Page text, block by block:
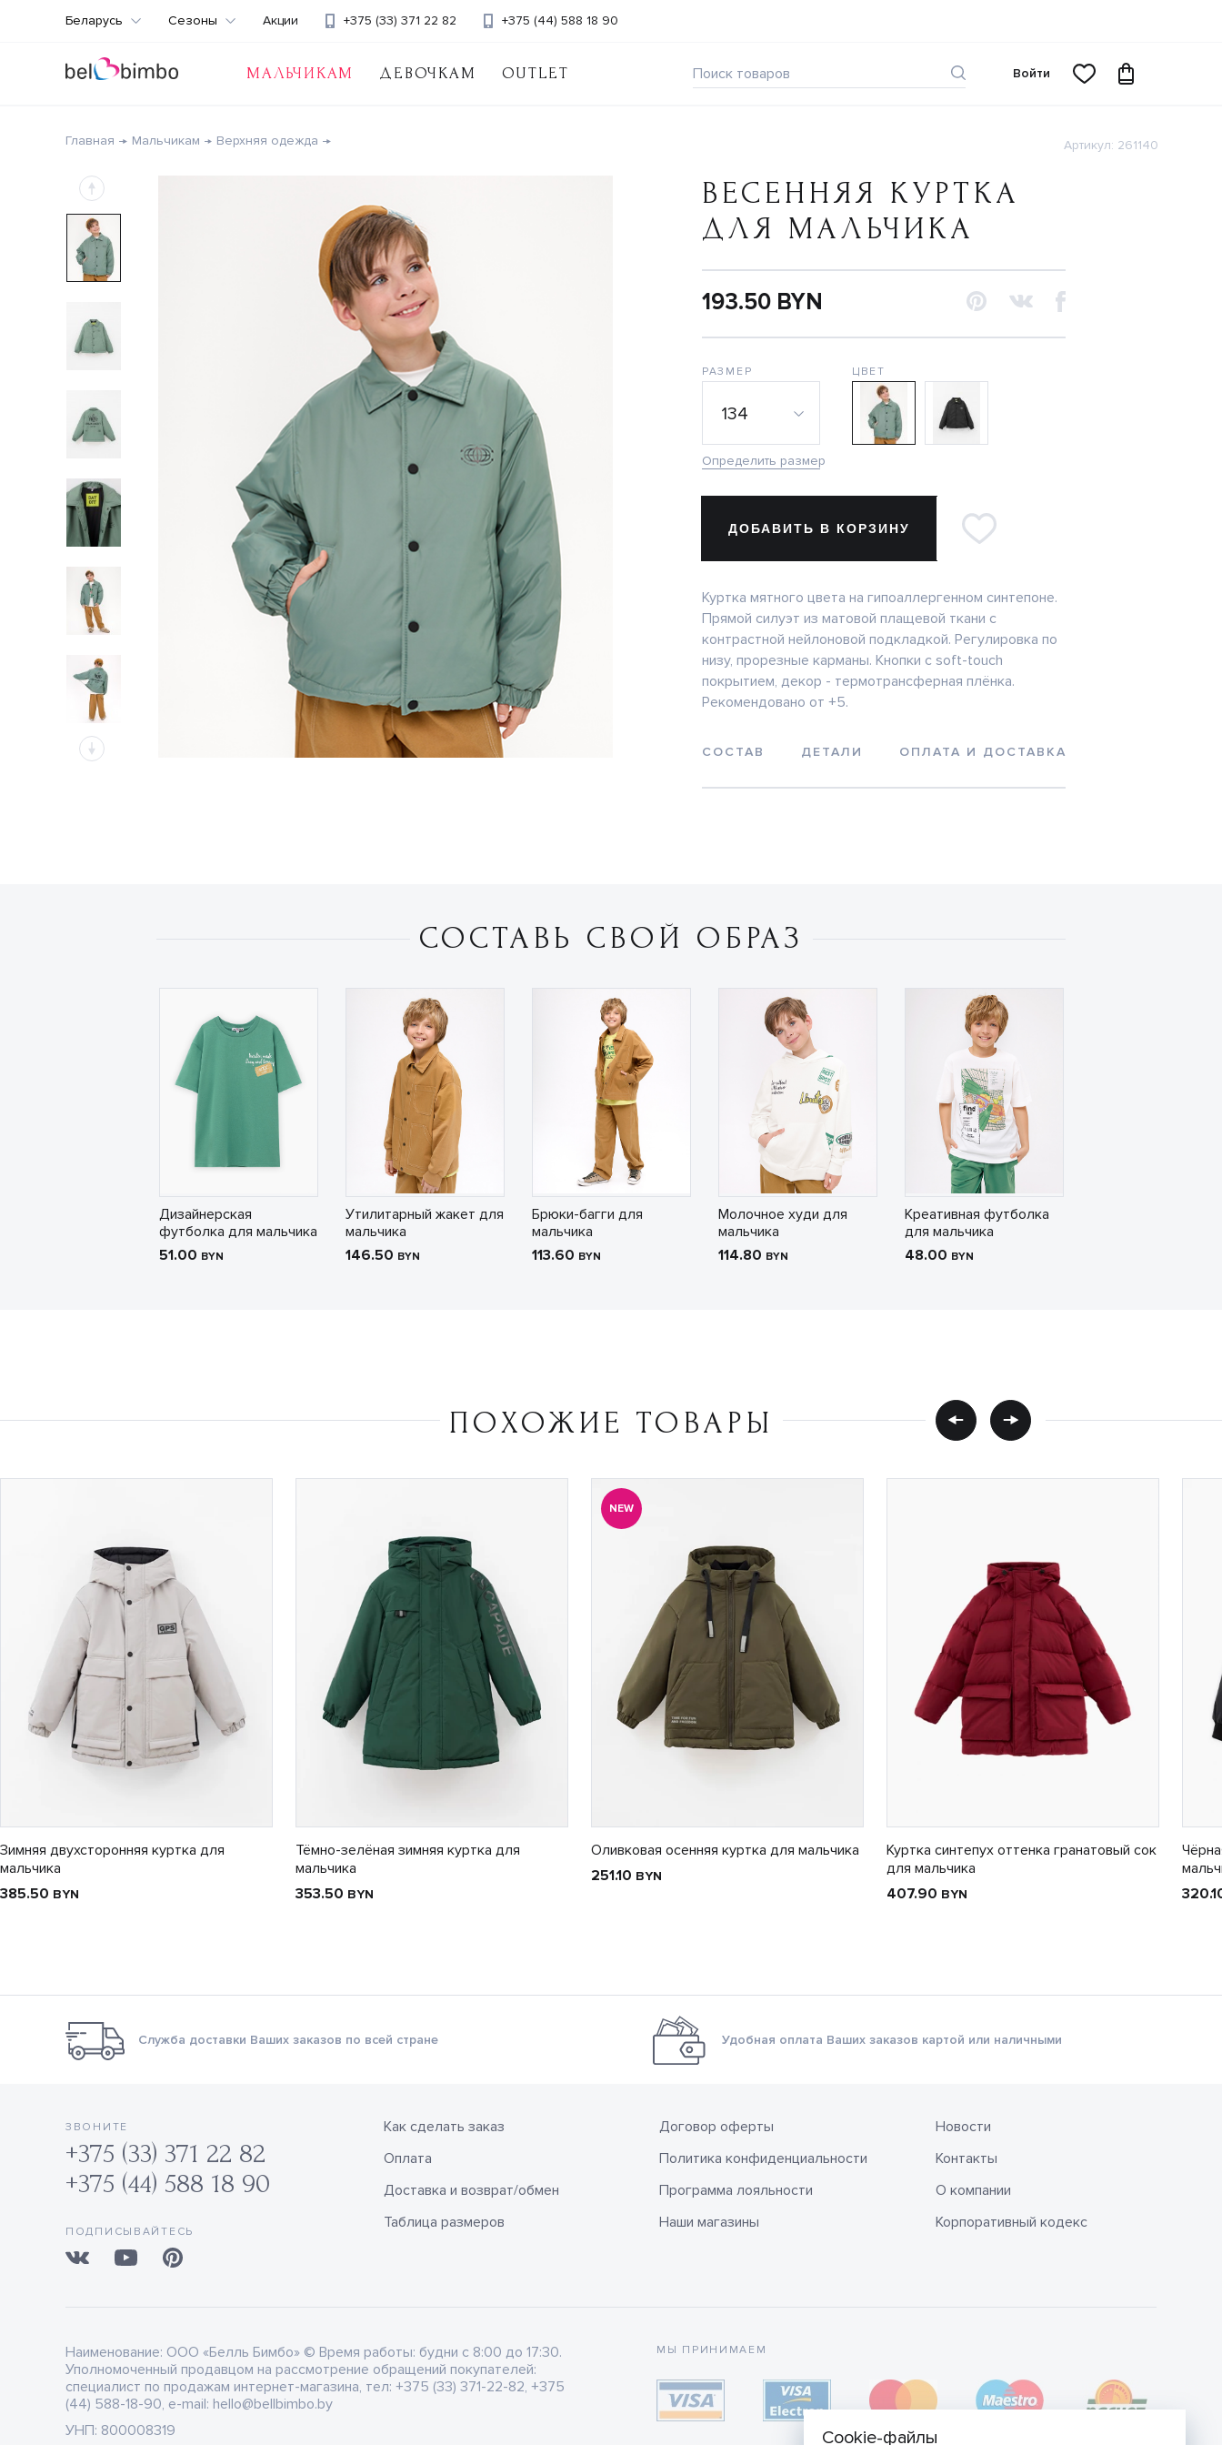
МАЛЬЧИКАМ ДЕВОЧКАМ OUTLET
+375 (33) 371 22 82 +375 (44) 588 18 90
Беларусь Сезоны Акции
Войти
Главная Мальчикам Верхняя одежда Артикул: 261140
ВЕСЕННЯЯ КУРТКА
ДЛЯ МАЛЬЧИКА
193.50 BYN
РАЗМЕР
134
Определить размер
ЦВЕТ
ДОБАВИТЬ В КОРЗИНУ
Куртка мятного цвета на гипоаллергенном синтепоне.
Прямой силуэт из матовой плащевой ткани с
контрастной нейлоновой подкладкой. Регулировка по
низу, прорезные карманы. Кнопки с soft-touch
покрытием, декор - термотрансферная плёнка.
Рекомендовано от +5.
СОСТАВ ДЕТАЛИ ОПЛАТА И ДОСТАВКА
СОСТАВЬ СВОЙ ОБРАЗ
Дизайнерская
футболка для мальчика
51.00 BYN
Утилитарный жакет для
мальчика
146.50 BYN
Брюки-багги для
мальчика
113.60 BYN
Молочное худи для
мальчика
114.80 BYN
Креативная футболка
для мальчика
48.00 BYN
ПОХОЖИЕ ТОВАРЫ
Зимняя двухсторонняя куртка для
мальчика
385.50 BYN
Тёмно-зелёная зимняя куртка для
мальчика
353.50 BYN
NEW
Оливковая осенняя куртка для мальчика
251.10 BYN
Куртка синтепух оттенка гранатовый сок
для мальчика
407.90 BYN
Служба доставки Ваших заказов по всей стране Удобная оплата Ваших заказов картой или наличными
ЗВОНИТЕ
+375 (33) 371 22 82
+375 (44) 588 18 90
ПОДПИСЫВАЙТЕСЬ
Как сделать заказ
Оплата
Доставка и возврат/обмен
Таблица размеров
Договор оферты
Политика конфиденциальности
Программа лояльности
Наши магазины
Новости
Контакты
О компании
Корпоративный кодекс
Наименование: ООО «Белль Бимбо» © Время работы: будни с 8:00 до 17:30.
Уполномоченный продавцом на рассмотрение обращений покупателей:
специалист по продажам интернет-магазина, тел: +375 (33) 371-22-82, +375
(44) 588-18-90, e-mail: hello@bellbimbo.by
УНП: 800008319
МЫ ПРИНИМАЕМ